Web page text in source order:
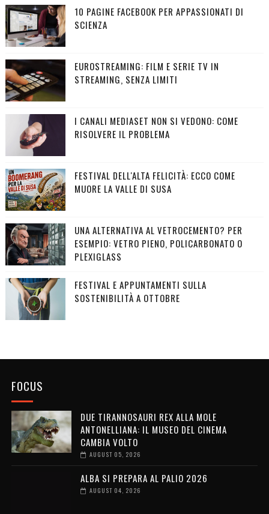
10 PAGINE FACEBOOK PER APPASSIONATI DI
SCIENZA
EUROSTREAMING: FILM E SERIE TV IN
STREAMING, SENZA LIMITI
I CANALI MEDIASET NON SI VEDONO: COME
RISOLVERE IL PROBLEMA
FESTIVAL DELL'ALTA FELICITÀ: ECCO COME
MUORE LA VALLE DI SUSA
UNA ALTERNATIVA AL VETROCEMENTO? PER
ESEMPIO: VETRO PIENO, POLICARBONATO O
PLEXIGLASS
FESTIVAL E APPUNTAMENTI SULLA
SOSTENIBILITÀ A OTTOBRE
FOCUS
DUE TIRANNOSAURI REX ALLA MOLE
ANTONELLIANA: IL MUSEO DEL CINEMA
CAMBIA VOLTO
AUGUST 05, 2026
ALBA SI PREPARA AL PALIO 2026
AUGUST 04, 2026